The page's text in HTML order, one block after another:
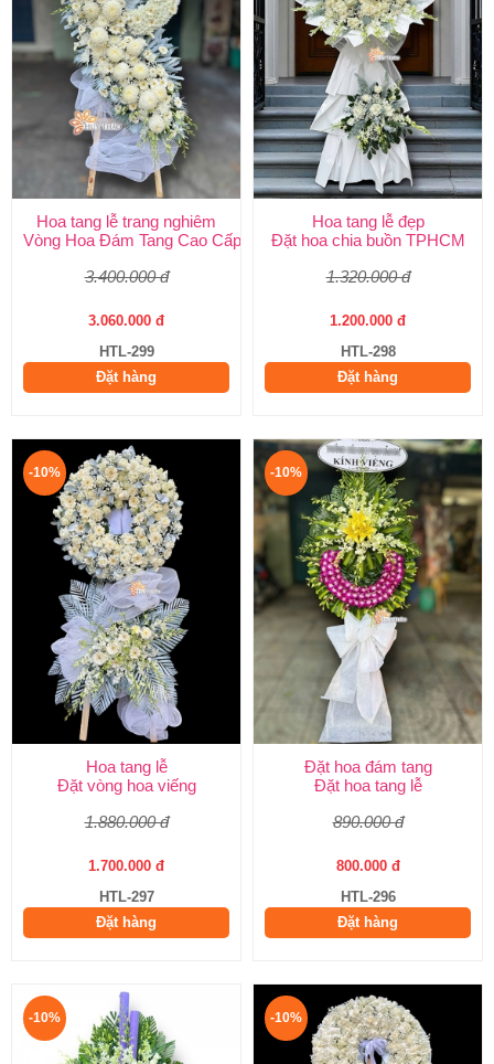
Hoa tang lễ trang nghiêm
Vòng Hoa Đám Tang Cao Cấp | Sang Trọng, Giao Nhanh
3.400.000 đ
3.060.000 đ
HTL-299
Đặt hàng
Hoa tang lễ đẹp
Đặt hoa chia buồn TPHCM
1.320.000 đ
1.200.000 đ
HTL-298
Đặt hàng
-10%
Hoa tang lễ
Đặt vòng hoa viếng
1.880.000 đ
1.700.000 đ
HTL-297
Đặt hàng
-10%
Đặt hoa đám tang
Đặt hoa tang lễ
890.000 đ
800.000 đ
HTL-296
Đặt hàng
-10% -10%